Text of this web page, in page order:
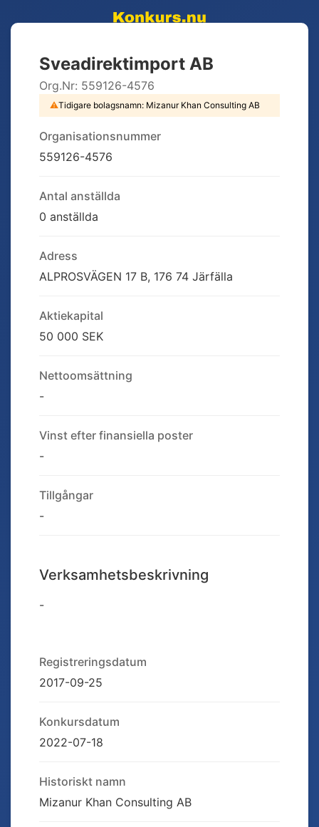
Sveadirektimport AB
Org.Nr: 559126-4576
⚠Tidigare bolagsnamn: Mizanur Khan Consulting AB
Organisationsnummer
559126-4576
Antal anställda
0 anställda
Adress
ALPROSVÄGEN 17 B, 176 74 Järfälla
Aktiekapital
50 000 SEK
Nettoomsättning
-
Vinst efter finansiella poster
-
Tillgångar
-
Verksamhetsbeskrivning
-
Registreringsdatum
2017-09-25
Konkursdatum
2022-07-18
Historiskt namn
Mizanur Khan Consulting AB